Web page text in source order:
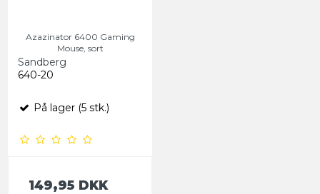
Azazinator 6400 Gaming
Mouse, sort
Sandberg
640-20
På lager (5 stk.)
149,95 DKK